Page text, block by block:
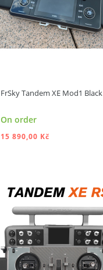
FrSky Tandem XE Mod1 Black
On order
15 890,00 Kč
ADD TO CART